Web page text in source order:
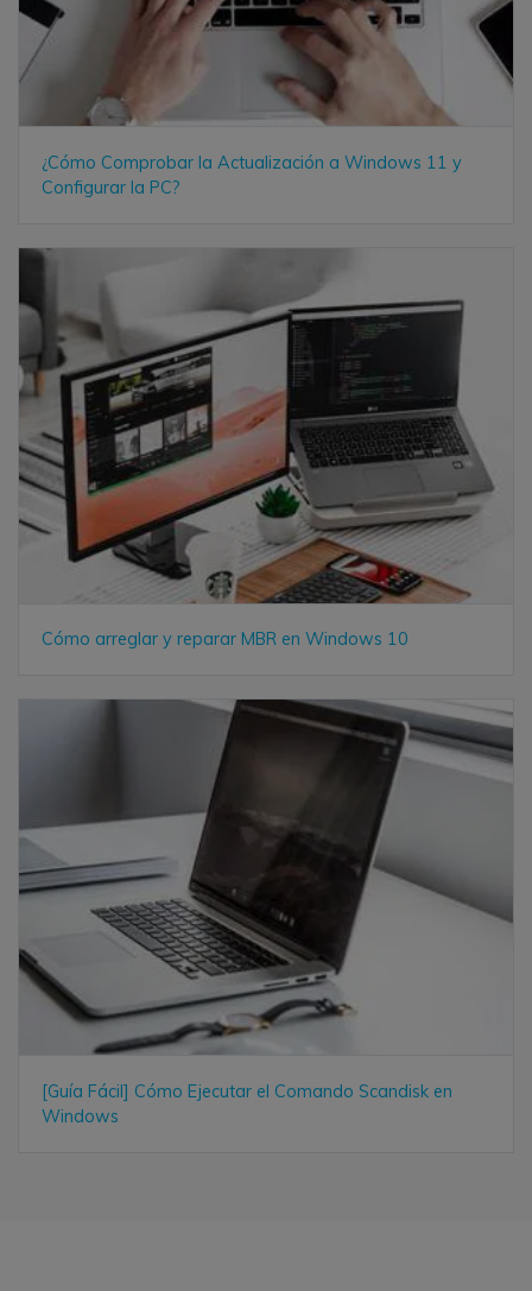
¿Cómo Comprobar la Actualización a Windows 11 y
Configurar la PC?
Cómo arreglar y reparar MBR en Windows 10
[Guía Fácil] Cómo Ejecutar el Comando Scandisk en
Windows